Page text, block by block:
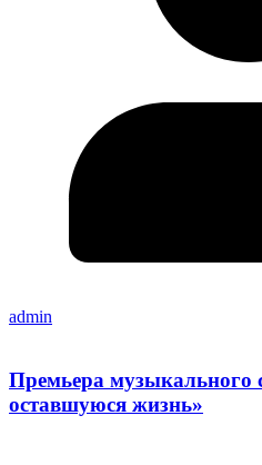
admin
Премьера музыкального
оставшуюся жизнь»